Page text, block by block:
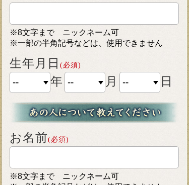
※8文字まで ニックネーム可
※一部の半角記号などは、使用できません
生年月日 (必須)
年 月 日
お名前(必須)
※8文字まで ニックネーム可